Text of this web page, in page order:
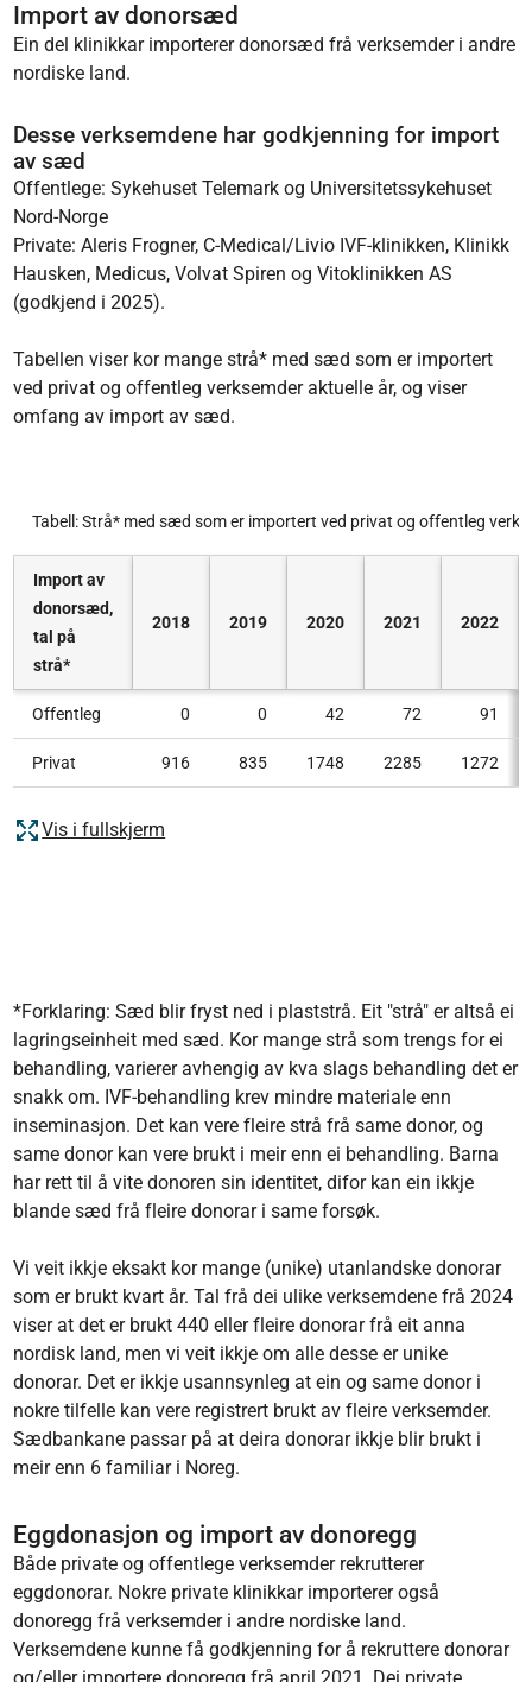
Import av donorsæd
Ein del klinikkar importerer donorsæd frå verksemder i andre
nordiske land.
Desse verksemdene har godkjenning for import
av sæd
Offentlege: Sykehuset Telemark og Universitetssykehuset
Nord-Norge
Private: Aleris Frogner, C-Medical/Livio IVF-klinikken, Klinikk
Hausken, Medicus, Volvat Spiren og Vitoklinikken AS
(godkjend i 2025).
Tabellen viser kor mange strå* med sæd som er importert
ved privat og offentleg verksemder aktuelle år, og viser
omfang av import av sæd.
Tabell: Strå* med sæd som er importert ved privat og offentleg
Import av
donorsæd,
tal på
strå*
2018 2019 2020 2021 2022
Offentleg 0 0 42 72 91
Privat 916 835 1748 2285 1272
Vis i fullskjerm
*Forklaring: Sæd blir fryst ned i plaststrå. Eit "strå" er altså ei
lagringseinheit med sæd. Kor mange strå som trengs for ei
behandling, varierer avhengig av kva slags behandling det er
snakk om. IVF-behandling krev mindre materiale enn
inseminasjon. Det kan vere fleire strå frå same donor, og
same donor kan vere brukt i meir enn ei behandling. Barna
har rett til å vite donoren sin identitet, difor kan ein ikkje
blande sæd frå fleire donorar i same forsøk.
Vi veit ikkje eksakt kor mange (unike) utanlandske donorar
som er brukt kvart år. Tal frå dei ulike verksemdene frå 2024
viser at det er brukt 440 eller fleire donorar frå eit anna
nordisk land, men vi veit ikkje om alle desse er unike
donorar. Det er ikkje usannsynleg at ein og same donor i
nokre tilfelle kan vere registrert brukt av fleire verksemder.
Sædbankane passar på at deira donorar ikkje blir brukt i
meir enn 6 familiar i Noreg.
Eggdonasjon og import av donoregg
Både private og offentlege verksemder rekrutterer
eggdonorar. Nokre private klinikkar importerer også
donoregg frå verksemder i andre nordiske land.
Verksemdene kunne få godkjenning for å rekruttere donorar